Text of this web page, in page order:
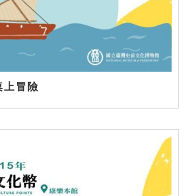
冒險